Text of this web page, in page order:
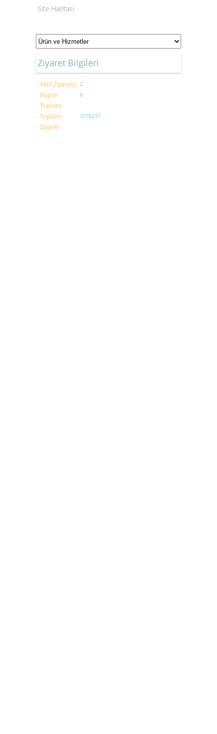
Site Haritası
Ziyaret Bilgileri
Aktif Ziyaretçi 2
Bugün
Toplam
6
Toplam
Ziyaret
3776237